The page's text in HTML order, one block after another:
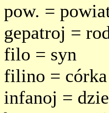
pow. =
gepatroj =
filo = syn
filino = córka
infanoj =